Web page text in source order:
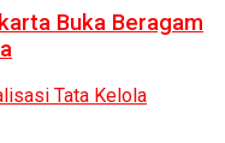
Buka Beragam